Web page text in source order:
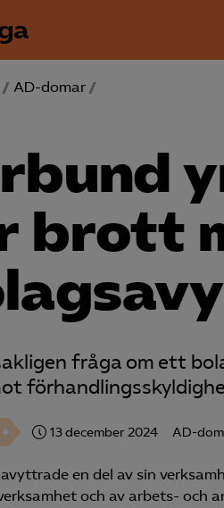
/ AD-domar /
brott
fråga om ett
13 december 2024 AD-
en del av sin
och av arbets- och